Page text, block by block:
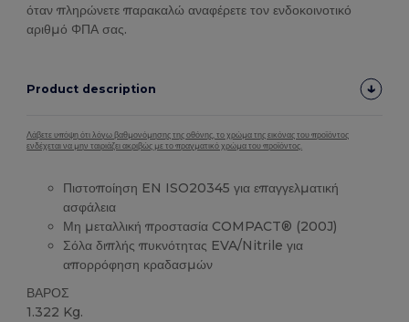
όταν πληρώνετε παρακαλώ αναφέρετε τον ενδοκοινοτικό
αριθμό ΦΠΑ σας.
Product description
Λάβετε υπόψη ότι λόγω βαθμονόμησης της οθόνης, το χρώμα της εικόνας του προϊόντος
ενδέχεται να μην ταιριάζει ακριβώς με το πραγματικό χρώμα του προϊόντος.
Πιστοποίηση EN ISO20345 για επαγγελματική
ασφάλεια
Μη μεταλλική προστασία COMPACT® (200J)
Σόλα διπλής πυκνότητας EVA/Nitrile για
απορρόφηση κραδασμών
ΒΑΡΟΣ
1.322 Kg.